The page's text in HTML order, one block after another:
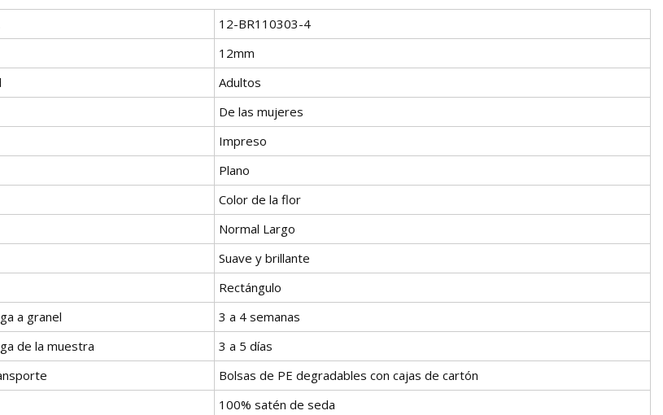
12-BR110303-4
12mm
Adultos
De las mujeres
Impreso
Plano
Color de la flor
Normal Largo
Suave y brillante
Rectángulo
a granel
3 a 4 semanas
de la muestra
3 a 5 días
Bolsas de PE degradables con cajas de cartón
100% satén de seda